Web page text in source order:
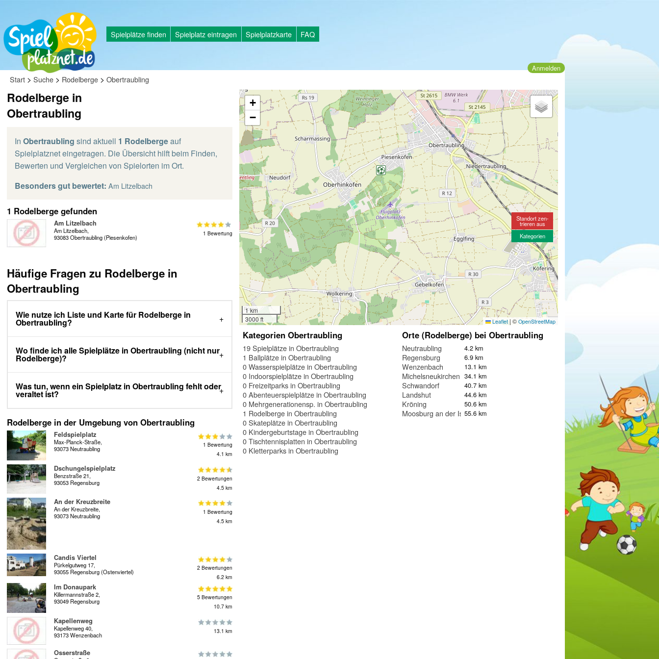
Spielplätze finden Spielplatz eintragen Spielplatzkarte FAQ
Anmelden
Start > Suche > Rodelberge > Obertraubling
Rodelberge in
Obertraubling
In Obertraubling sind aktuell 1 Rodelbergeauf
Spielplatznet eingetragen. Die Übersicht hilft beim Finden,
Bewerten und Vergleichen von Spielorten im Ort.
Besonders gut bewertet: Am Litzelbach
1 Rodelberge gefunden
Am Litzelbach
Am Litzelbach,
93083 Obertraubling (Piesenkofen)
1 Bewertung
Häufige Fragen zu Rodelberge in
Obertraubling
Wie nutze ich Liste und Karte für Rodelberge in
Obertraubling?
Wo finde ich alle Spielplätze in Obertraubling (nicht nur
Rodelberge)?
Was tun, wenn ein Spielplatz in Obertraubling fehlt oder
veraltet ist?
Rodelberge in der Umgebung von Obertraubling
Feldspielplatz
Max-Planck-Straße,
93073 Neutraubling
1 Bewertung
4.1 km
Dschungelspielplatz
Benzstraße 21,
93053 Regensburg
2 Bewertungen
4.5 km
An der Kreuzbreite
An der Kreuzbreite,
93073 Neutraubling
1 Bewertung
4.5 km
Candis Viertel
Pürkelgutweg 17,
93055 Regensburg (Ostenviertel)
2 Bewertungen
6.2 km
Im Donaupark
Killermannstraße 2,
93049 Regensburg
5 Bewertungen
10.7 km
Kapellenweg
Kapellenweg 40,
93173 Wenzenbach
13.1 km
Osserstraße
+
−
1 km
3000 ft
Leaflet | © OpenStreetMap
Standort zen-
trieren aus
Kategorien
Kategorien Obertraubling
19 Spielplätze in Obertraubling
1 Ballplätze in Obertraubling
0 Wasserspielplätze in Obertraubling
0 Indoorspielplätze in Obertraubling
0 Freizeitparks in Obertraubling
0 Abenteuerspielplätze in Obertraubling
0 Mehrgenerationensp. in Obertraubling
1 Rodelberge in Obertraubling
0 Skateplätze in Obertraubling
0 Kindergeburtstage in Obertraubling
0 Tischtennisplatten in Obertraubling
0 Kletterparks in Obertraubling
Orte (Rodelberge) bei Obertraubling
Neutraubling 4.2 km
Regensburg 6.9 km
Wenzenbach 13.1 km
Michelsneukirchen 34.1 km
Schwandorf 40.7 km
Landshut 44.6 km
Kröning 50.6 km
Moosburg an der Isar55.6 km